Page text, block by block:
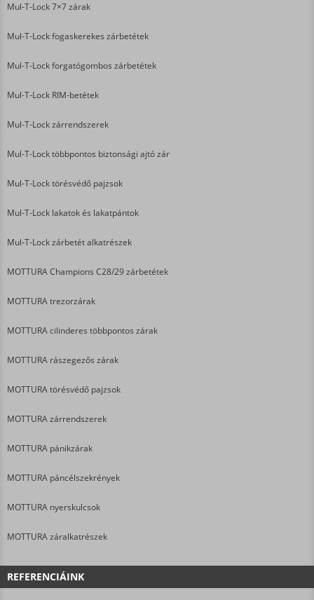
Mul-T-Lock 7×7 zárak
Mul-T-Lock fogaskerekes zárbetétek
Mul-T-Lock forgatógombos zárbetétek
Mul-T-Lock RIM-betétek
Mul-T-Lock zárrendszerek
Mul-T-Lock többpontos biztonsági ajtó zár
Mul-T-Lock törésvédő pajzsok
Mul-T-Lock lakatok és lakatpántok
Mul-T-Lock zárbetét alkatrészek
MOTTURA Champions C28/29 zárbetétek
MOTTURA trezorzárak
MOTTURA cilinderes többpontos zárak
MOTTURA rászegezős zárak
MOTTURA törésvédő pajzsok
MOTTURA zárrendszerek
MOTTURA pánikzárak
MOTTURA páncélszekrények
MOTTURA nyerskulcsok
MOTTURA záralkatrészek
REFERENCIÁINK